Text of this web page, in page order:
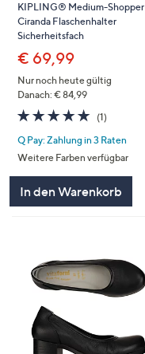
KIPLING® Medium-Shopper
Ciranda Flaschenhalter
Sicherheitsfach
€ 69,99
Nur noch heute gültig
Danach: € 84,99
5.0
von
5
(1)1
Q Pay: Zahlung in 3 Raten
Weitere Farben verfügbar
In den Warenkorb